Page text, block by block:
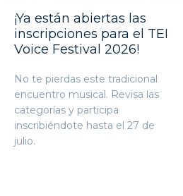
¡Ya están abiertas las
inscripciones para el TEI
Voice Festival 2026!
No te pierdas este tradicional
encuentro musical. Revisa las
categorías y participa
inscribiéndote hasta el 27 de
julio.